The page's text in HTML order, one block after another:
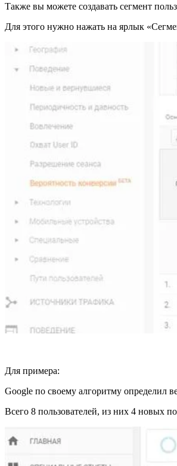
Также вы можете создавать сегмент
Для этого нужно нажать на ярлык
Для примера:
Google по своему алгоритму определил
Всего 8 пользователей, из них 4 новых